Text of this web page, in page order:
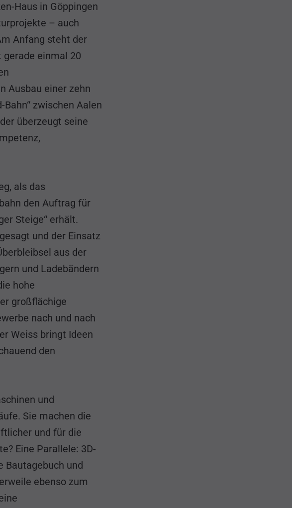
Haus in Göppingen
– auch
Anfang steht der
gerade einmal 20
Ausbau einer zehn
zwischen Aalen
überzeugt seine
als das
den Auftrag für
Steige“ erhält.
und der Einsatz
aus der
und Ladebändern
hohe
großflächige
nach und nach
Weiss bringt Ideen
den
und
Sie machen die
und für die
Eine Parallele: 3D-
Bautagebuch und
ebenso zum